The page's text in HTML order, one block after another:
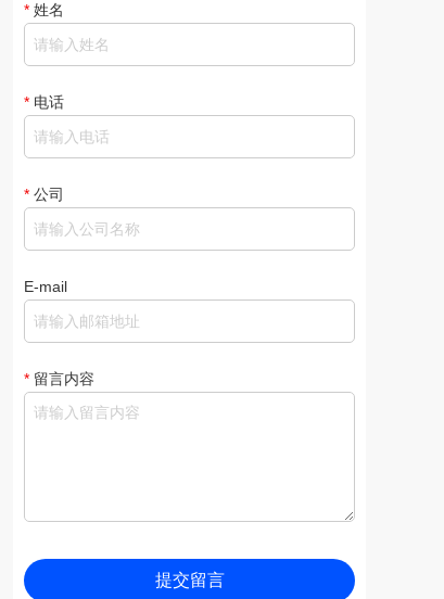
* 姓名
* 电话
* 公司
E-mail
* 留言内容
提交留言